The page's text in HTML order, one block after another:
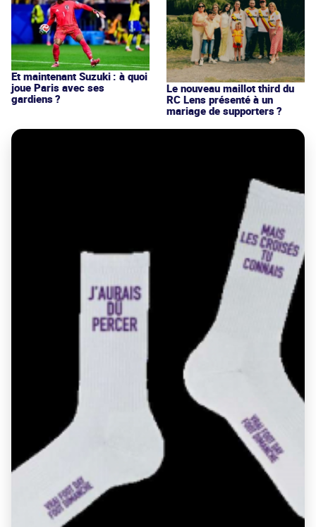
Et maintenant Suzuki : à quoi
joue Paris avec ses
gardiens ?
Le nouveau maillot third du
RC Lens présenté à un
mariage de supporters ?